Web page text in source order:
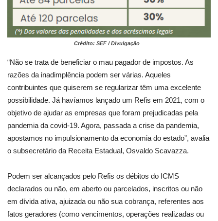
Crédito: SEF / Divulgação
“Não se trata de beneficiar o mau pagador de impostos. As
razões da inadimplência podem ser várias. Aqueles
contribuintes que quiserem se regularizar têm uma excelente
possibilidade. Já havíamos lançado um Refis em 2021, com o
objetivo de ajudar as empresas que foram prejudicadas pela
pandemia da covid-19. Agora, passada a crise da pandemia,
apostamos no impulsionamento da economia do estado”, avalia
o subsecretário da Receita Estadual, Osvaldo Scavazza.
Podem ser alcançados pelo Refis os débitos do ICMS
declarados ou não, em aberto ou parcelados, inscritos ou não
em dívida ativa, ajuizada ou não sua cobrança, referentes aos
fatos geradores (como vencimentos, operações realizadas ou